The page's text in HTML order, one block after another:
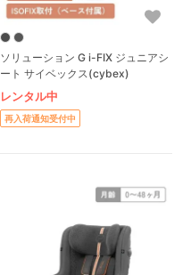
ソリューション G i-FIX ジュニアシ
ート サイベックス(cybex)
レンタル中
再入荷通知受付中